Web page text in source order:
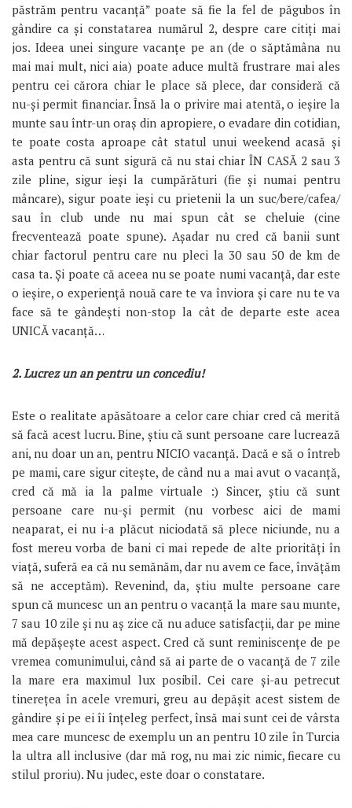
păstrăm pentru vacanță” poate să fie la fel de păgubos în
gândire ca și constatarea numărul 2, despre care citiți mai
jos. Ideea unei singure vacanțe pe an (de o săptămâna nu
mai mai mult, nici aia) poate aduce multă frustrare mai ales
pentru cei cărora chiar le place să plece, dar consideră că
nu-și permit financiar. Însă la o privire mai atentă, o ieșire la
munte sau într-un oraș din apropiere, o evadare din cotidian,
te poate costa aproape cât statul unui weekend acasă și
asta pentru că sunt sigură că nu stai chiar ÎN CASĂ 2 sau 3
zile pline, sigur ieși la cumpărături (fie și numai pentru
mâncare), sigur poate ieși cu prietenii la un suc/bere/cafea/
sau în club unde nu mai spun cât se cheluie (cine
frecventează poate spune). Așadar nu cred că banii sunt
chiar factorul pentru care nu pleci la 30 sau 50 de km de
casa ta. Și poate că aceea nu se poate numi vacanță, dar este
o ieșire, o experiență nouă care te va înviora și care nu te va
face să te gândești non-stop la cât de departe este acea
UNICĂ vacanță…
2. Lucrez un an pentru un concediu!
Este o realitate apăsătoare a celor care chiar cred că merită
să facă acest lucru. Bine, știu că sunt persoane care lucrează
ani, nu doar un an, pentru NICIO vacanță. Dacă e să o întreb
pe mami, care sigur citește, de când nu a mai avut o vacanță,
cred că mă ia la palme virtuale :) Sincer, știu că sunt
persoane care nu-și permit (nu vorbesc aici de mami
neaparat, ei nu i-a plăcut niciodată să plece niciunde, nu a
fost mereu vorba de bani ci mai repede de alte priorități în
viață, suferă ea că nu semănăm, dar nu avem ce face, învățăm
să ne acceptăm). Revenind, da, știu multe persoane care
spun că muncesc un an pentru o vacanță la mare sau munte,
7 sau 10 zile și nu aș zice că nu aduce satisfacții, dar pe mine
mă depășește acest aspect. Cred că sunt reminiscențe de pe
vremea comunimului, când să ai parte de o vacanță de 7 zile
la mare era maximul lux posibil. Cei care și-au petrecut
tinerețea în acele vremuri, greu au depășit acest sistem de
gândire și pe ei îi înțeleg perfect, însă mai sunt cei de vârsta
mea care muncesc de exemplu un an pentru 10 zile în Turcia
la ultra all inclusive (dar mă rog, nu mai zic nimic, fiecare cu
stilul proriu). Nu judec, este doar o constatare.